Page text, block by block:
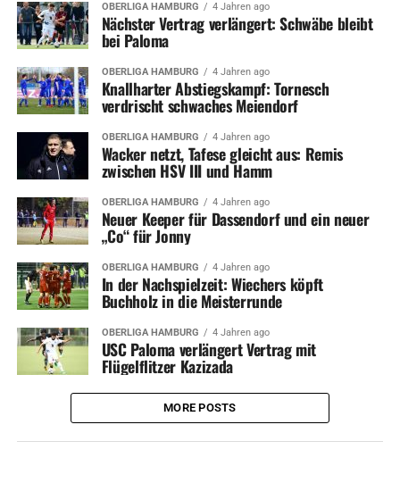
OBERLIGA HAMBURG 4 Jahren ago
Nächster Vertrag verlängert: Schwäbe bleibt
bei Paloma
OBERLIGA HAMBURG 4 Jahren ago
Knallharter Abstiegskampf: Tornesch
verdrischt schwaches Meiendorf
OBERLIGA HAMBURG 4 Jahren ago
Wacker netzt, Tafese gleicht aus: Remis
zwischen HSV III und Hamm
OBERLIGA HAMBURG 4 Jahren ago
Neuer Keeper für Dassendorf und ein neuer
„Co“ für Jonny
OBERLIGA HAMBURG 4 Jahren ago
In der Nachspielzeit: Wiechers köpft
Buchholz in die Meisterrunde
OBERLIGA HAMBURG 4 Jahren ago
USC Paloma verlängert Vertrag mit
Flügelflitzer Kazizada
MORE POSTS